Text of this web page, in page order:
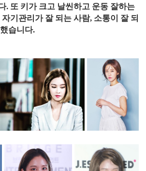
. 또 키가 크고 날씬하고 운동 잘하는
기관리가 잘 되는 사람, 소통이 잘 되
습니다.